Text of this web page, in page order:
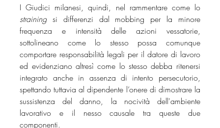
I Giudici milanesi, quindi, nel rammentare come lo
straining si differenzi dal mobbing per la minore
frequenza e intensità delle azioni vessatorie,
sottolineano come lo stesso possa comunque
comportare responsabilità legali per il datore di lavoro
ed evidenziano altresì come lo stesso debba ritenersi
integrato anche in assenza di intento persecutorio,
spettando tuttavia al dipendente l’onere di dimostrare la
sussistenza del danno, la nocività dell'ambiente
lavorativo e il nesso causale tra queste due
componenti.